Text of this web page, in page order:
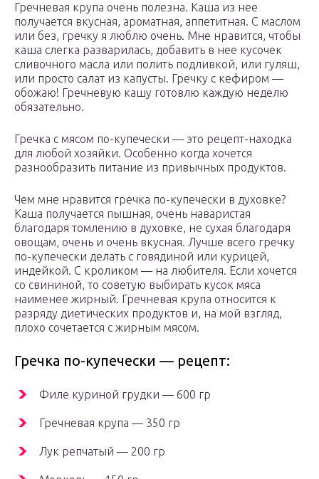
Гречневая крупа очень полезна. Каша из нее
получается вкусная, ароматная, аппетитная. С маслом
или без, гречку я люблю очень. Мне нравится, чтобы
каша слегка разварилась, добавить в нее кусочек
сливочного масла или полить подливкой, или гуляш,
или просто салат из капусты. Гречку с кефиром —
обожаю! Гречневую кашу готовлю каждую неделю
обязательно.
Гречка с мясом по-купечески — это рецепт-находка
для любой хозяйки. Особенно когда хочется
разнообразить питание из привычных продуктов.
Чем мне нравится гречка по-купечески в духовке?
Каша получается пышная, очень наваристая
благодаря томлению в духовке, не сухая благодаря
овощам, очень и очень вкусная. Лучше всего гречку
по-купечески делать с говядиной или курицей,
индейкой. С кроликом — на любителя. Если хочется
со свининой, то советую выбирать кусок мяса
наименее жирный. Гречневая крупа относится к
разряду диетических продуктов и, на мой взгляд,
плохо сочетается с жирным мясом.
Гречка по-купечески — рецепт:
Филе куриной грудки — 600 гр
Гречневая крупа — 350 гр
Лук репчатый — 200 гр